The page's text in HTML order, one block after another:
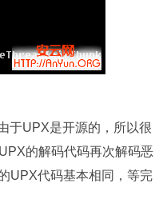
于UPX是开源的，所以很
的解码代码再次解码恶
UPX代码基本相同，等完